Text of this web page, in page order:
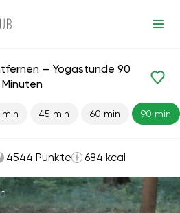
Nieren Flexibilität
— Yogastunde 90
Minuten
45 min 60 min 90 min
4544 Punkte 684 kcal